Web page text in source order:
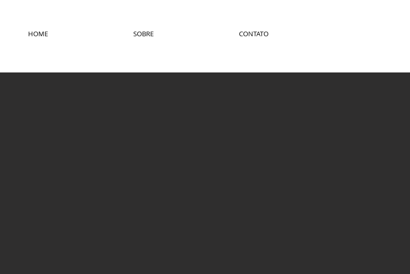
HOME SOBRE CONTATO